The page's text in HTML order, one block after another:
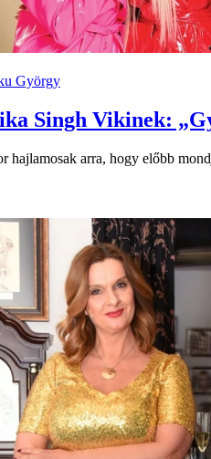
György
Singh Vikinek:
hajlamosak arra, hogy előbb